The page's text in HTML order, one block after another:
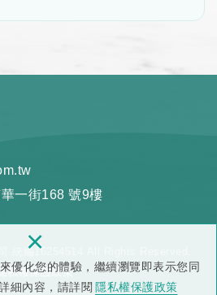
優化您的體驗，繼續瀏覽即表示您同
細內容，請詳閱 隱私權保護政策
×
一街168 號9樓
統編16254514 All Rights Reserved.
私權保護政策